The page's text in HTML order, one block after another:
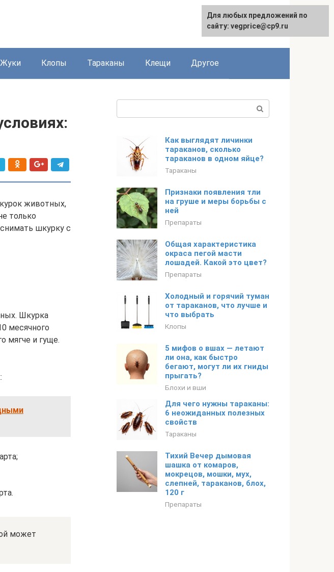
Жуки Клопы Тараканы Клещи Другое
животных,
только
шкурку с
Шкурка
месячного
мягче и гуще.
может
Как выглядят личинки
тараканов, сколько
тараканов в одном яйце?
Тараканы
Признаки появления тли
на груше и меры борьбы с
ней
Препараты
Общая характеристика
окраса пегой масти
лошадей. Какой это цвет?
Препараты
Холодный и горячий туман
от тараканов, что лучше и
что выбрать
Клопы
5 мифов о вшах — летают
ли она, как быстро
бегают, могут ли их гниды
прыгать?
Блохи и вши
Для чего нужны тараканы:
6 неожиданных полезных
свойств
Тараканы
Тихий Вечер дымовая
шашка от комаров,
мокрецов, мошки, мух,
слепней, тараканов, блох,
120 г
Препараты
Для любых предложений по
сайту: vegprice@cp9.ru